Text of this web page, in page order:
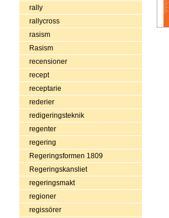
rally
rallycross
rasism
Rasism
recensioner
recept
receptarie
rederier
redigeringsteknik
regenter
regering
Regeringsformen 1809
Regeringskansliet
regeringsmakt
regioner
regissörer